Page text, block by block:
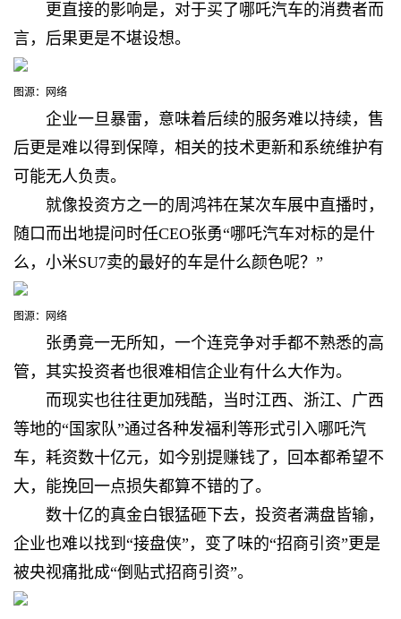
更直接的影响是， 对于买了哪吒汽车的消费者而
言，后果更是不堪设想。
图源：网络
企业一旦暴雷，意味着后续的服务难以持续，售
后更是难以得到保障，相关的技术更新和系统维护有
可能无人负责。
就像投资方之一的周鸿祎在某次车展中直播时，
随口而出地提问时任CEO张勇“哪吒汽车对标的是什
么，小米SU7卖的最好的车是什么颜色呢？”
图源：网络
张勇竟一无所知， 一个连竞争对手都不熟悉的高
管，其实投资者也很难相信企业有什么大作为。
而现实也往往更加残酷，当时江西、浙江、广西
等地的“国家队”通过各种发福利等形式引入哪吒汽
车，耗资数十亿元，如今别提赚钱了，回本都希望不
大，能挽回一点损失都算不错的了。
数十亿的真金白银猛砸下去， 投资者满盘皆输，
企业也难以找到“接盘侠”，变了味的“招商引资”更是
被央视痛批成“倒贴式招商引资”。